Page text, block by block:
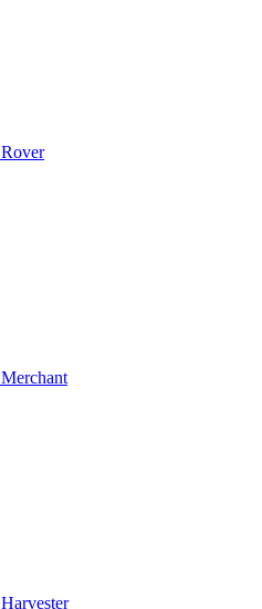
Rover
Merchant
Harvester